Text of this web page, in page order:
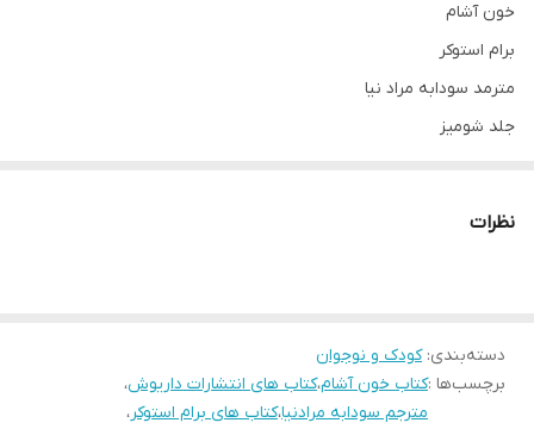
خون آشام
برام استوکر
مترمد سودابه مراد نیا
جلد شومیز
نظرات
دسته‌بندی:کودک و نوجوان
برچسب‌ها :کتاب خون آشام،کتاب های انتشارات داریوش،
مترجم سودابه مرادنیا،کتاب های برام استوکر،